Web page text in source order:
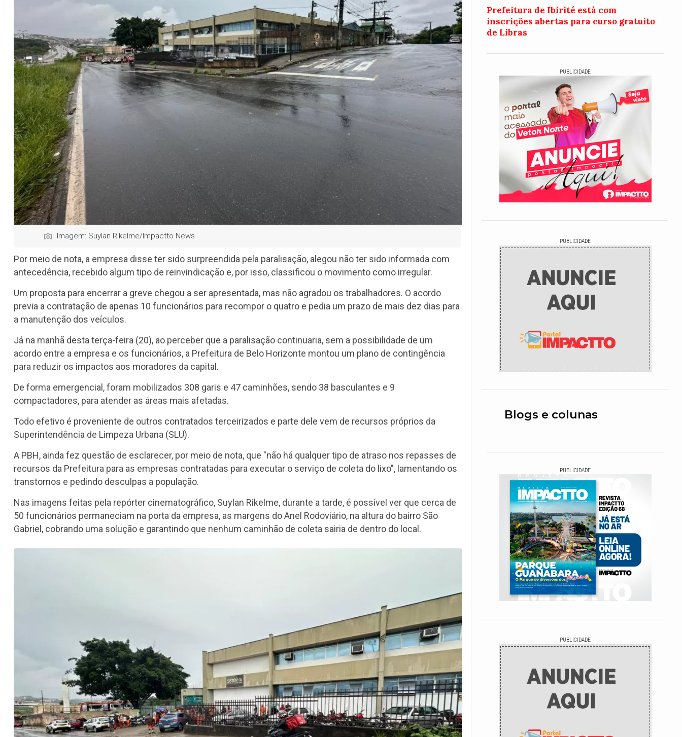
Imagem: Suylan Rikelme/Impactto News
Por meio de nota, a empresa disse ter sido surpreendida pela paralisação, alegou não ter sido informada com
antecedência, recebido algum tipo de reinvindicação e, por isso, classificou o movimento como irregular.
Um proposta para encerrar a greve chegou a ser apresentada, mas não agradou os trabalhadores. O acordo
previa a contratação de apenas 10 funcionários para recompor o quatro e pedia um prazo de mais dez dias para
a manutenção dos veículos.
Já na manhã desta terça-feira (20), ao perceber que a paralisação continuaria, sem a possibilidade de um
acordo entre a empresa e os funcionários, a Prefeitura de Belo Horizonte montou um plano de contingência
para reduzir os impactos aos moradores da capital.
De forma emergencial, foram mobilizados 308 garis e 47 caminhões, sendo 38 basculantes e 9
compactadores, para atender as áreas mais afetadas.
Todo efetivo é proveniente de outros contratados terceirizados e parte dele vem de recursos próprios da
Superintendência de Limpeza Urbana (SLU).
A PBH, ainda fez questão de esclarecer, por meio de nota, que "não há qualquer tipo de atraso nos repasses de
recursos da Prefeitura para as empresas contratadas para executar o serviço de coleta do lixo", lamentando os
transtornos e pedindo desculpas a população.
Nas imagens feitas pela repórter cinematográfico, Suylan Rikelme, durante a tarde, é possível ver que cerca de
50 funcionários permaneciam na porta da empresa, as margens do Anel Rodoviário, na altura do bairro São
Gabriel, cobrando uma solução e garantindo que nenhum caminhão de coleta sairia de dentro do local.
Prefeitura de Ibirité está com
inscrições abertas para curso gratuito
de Libras
PUBLICIDADE
PUBLICIDADE
Blogs e colunas
PUBLICIDADE
PUBLICIDADE